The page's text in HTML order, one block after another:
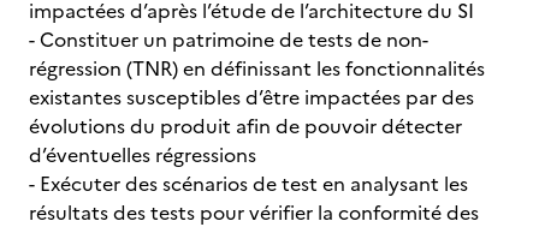
impactées d’après l’étude de l’architecture du SI
- Constituer un patrimoine de tests de non-
régression (TNR) en définissant les fonctionnalités
existantes susceptibles d’être impactées par des
évolutions du produit afin de pouvoir détecter
d’éventuelles régressions
- Exécuter des scénarios de test en analysant les
résultats des tests pour vérifier la conformité des